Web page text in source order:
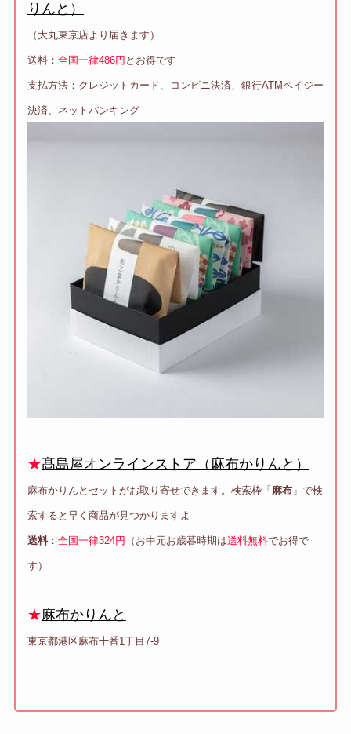
りんと）
（大丸東京店より届きます）
送料： 全国一律486円 とお得です
支払方法： クレジットカード、コンビニ決済、銀行ATMペイジー
決済、ネットバンキング
★髙島屋オンラインストア（麻布かりんと）
麻布かりんとセットがお取り寄せできます。検索枠「 麻布」で検
索すると早く商品が見つかりますよ
送料： 全国一律324円 （お中元お歳暮時期は送料無料でお得で
す）
★麻布かりんと
東京都港区麻布十番1丁目7-9